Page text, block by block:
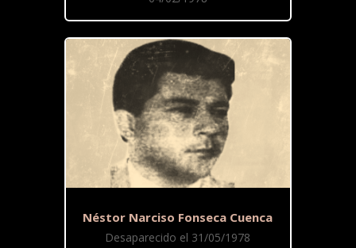
Néstor Narciso Fonseca Cuenca
Desaparecido el 31/05/1978